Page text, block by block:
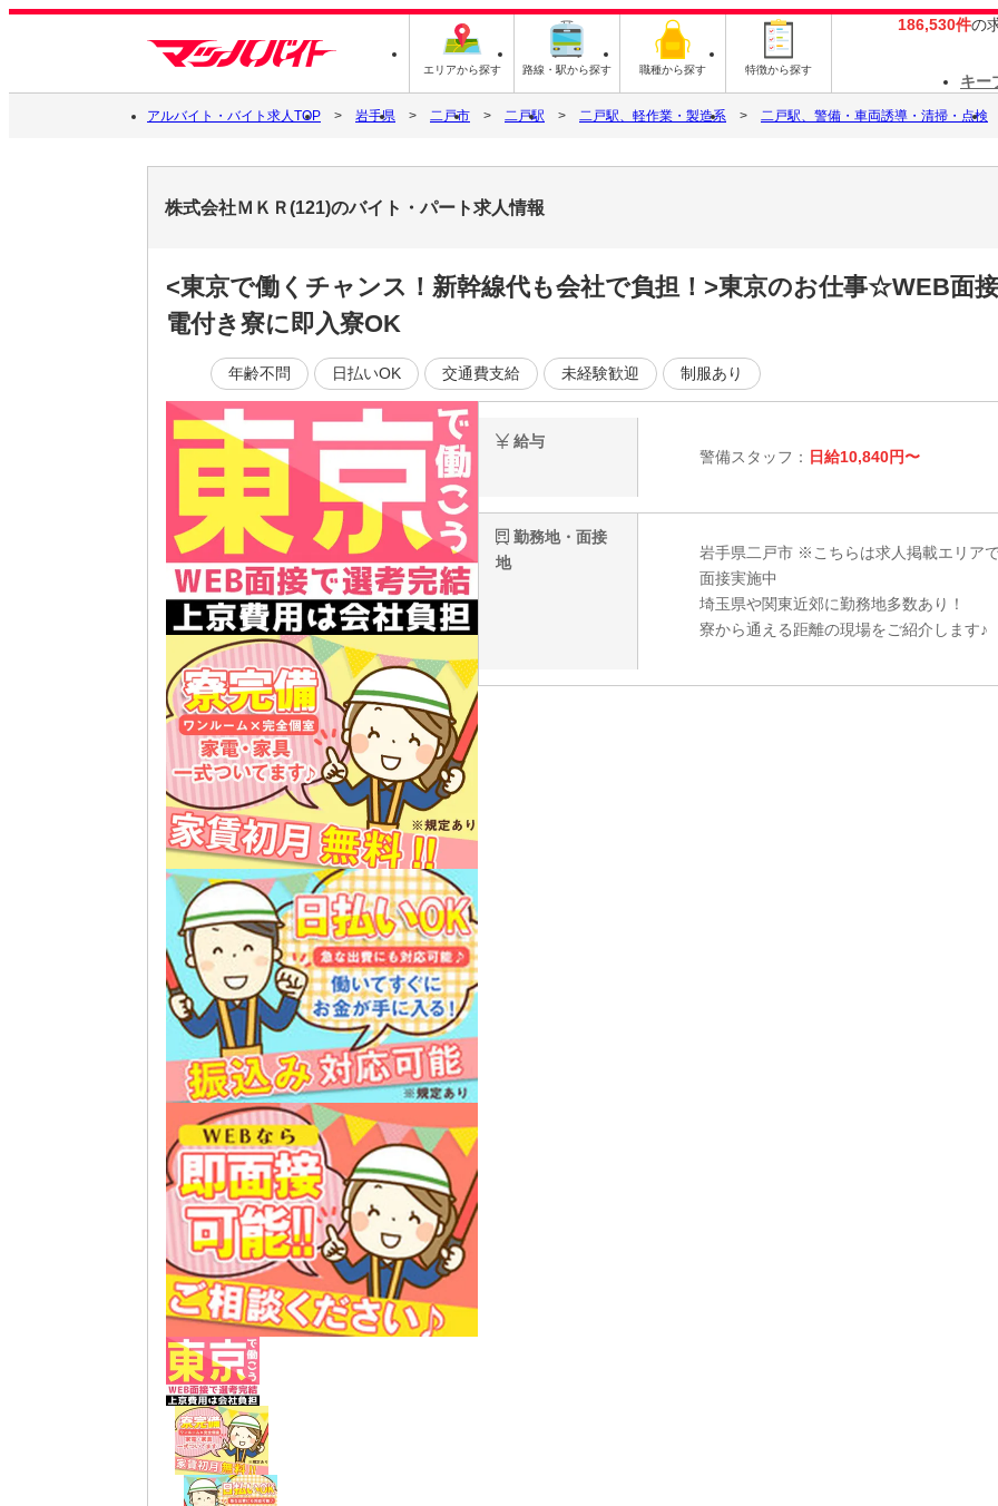
エリアから探す 路線・駅から探す 職種から探す 特徴から探す
186,530件の
キー
アルバイト・バイト求人TOP 岩手県 二戸市 二戸駅 二戸駅、軽作業・製造系 二戸駅、警備・車両誘導・清掃・点検
株式会社ＭＫＲ(121)のバイト・パート求人情報
<東京で働くチャンス！新幹線代も会社で負担！>東京のお仕事☆WEB面
電付き寮に即入寮OK
年齢不問 日払いOK 交通費支給 未経験歓迎 制服あり
給与
警備スタッフ： 日給10,840円〜
勤務地・面接
地
岩手県二戸市 ※こちらは求人掲載エリア
面接実施中
埼玉県や関東近郊に勤務地多数あり！
寮から通える距離の現場をご紹介します♪